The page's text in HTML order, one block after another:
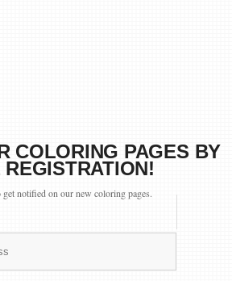
COLORING PAGES BY
notified on our new coloring pages.